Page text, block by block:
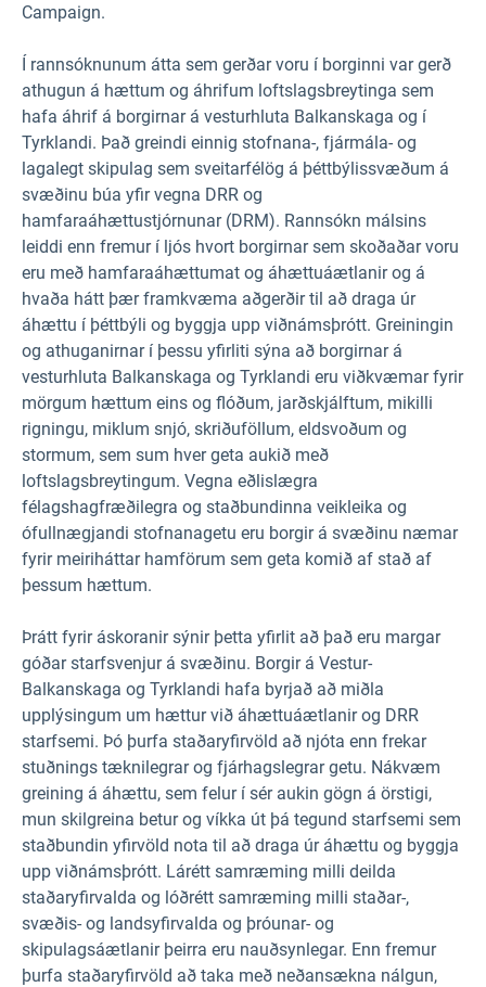
Campaign.
Í rannsóknunum átta sem gerðar voru í borginni var gerð
athugun á hættum og áhrifum loftslagsbreytinga sem
hafa áhrif á borgirnar á vesturhluta Balkanskaga og í
Tyrklandi. Það greindi einnig stofnana-, fjármála- og
lagalegt skipulag sem sveitarfélög á þéttbýlissvæðum á
svæðinu búa yfir vegna DRR og
hamfaraáhættustjórnunar (DRM). Rannsókn málsins
leiddi enn fremur í ljós hvort borgirnar sem skoðaðar voru
eru með hamfaraáhættumat og áhættuáætlanir og á
hvaða hátt þær framkvæma aðgerðir til að draga úr
áhættu í þéttbýli og byggja upp viðnámsþrótt. Greiningin
og athuganirnar í þessu yfirliti sýna að borgirnar á
vesturhluta Balkanskaga og Tyrklandi eru viðkvæmar fyrir
mörgum hættum eins og flóðum, jarðskjálftum, mikilli
rigningu, miklum snjó, skriðuföllum, eldsvoðum og
stormum, sem sum hver geta aukið með
loftslagsbreytingum. Vegna eðlislægra
félagshagfræðilegra og staðbundinna veikleika og
ófullnægjandi stofnanagetu eru borgir á svæðinu næmar
fyrir meiriháttar hamförum sem geta komið af stað af
þessum hættum.
Þrátt fyrir áskoranir sýnir þetta yfirlit að það eru margar
góðar starfsvenjur á svæðinu. Borgir á Vestur-
Balkanskaga og Tyrklandi hafa byrjað að miðla
upplýsingum um hættur við áhættuáætlanir og DRR
starfsemi. Þó þurfa staðaryfirvöld að njóta enn frekar
stuðnings tæknilegrar og fjárhagslegrar getu. Nákvæm
greining á áhættu, sem felur í sér aukin gögn á örstigi,
mun skilgreina betur og víkka út þá tegund starfsemi sem
staðbundin yfirvöld nota til að draga úr áhættu og byggja
upp viðnámsþrótt. Lárétt samræming milli deilda
staðaryfirvalda og lóðrétt samræming milli staðar-,
svæðis- og landsyfirvalda og þróunar- og
skipulagsáætlanir þeirra eru nauðsynlegar. Enn fremur
þurfa staðaryfirvöld að taka með neðansækna nálgun,